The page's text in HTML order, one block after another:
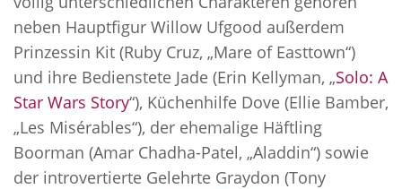
neben Hauptfigur Willow Ufgood außerdem
Prinzessin Kit (Ruby Cruz, „Mare of Easttown“)
und ihre Bedienstete Jade (Erin Kellyman, „Solo: A
Star Wars Story“), Küchenhilfe Dove (Ellie Bamber,
„Les Misérables“), der ehemalige Häftling
Boorman (Amar Chadha-Patel, „Aladdin“) sowie
der introvertierte Gelehrte Graydon (Tony